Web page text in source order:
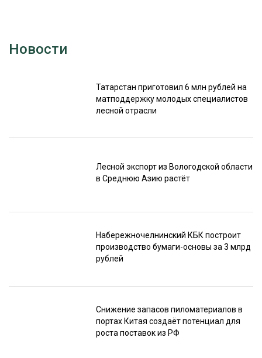
Новости
Татарстан приготовил 6 млн рублей на
матподдержку молодых специалистов
лесной отрасли
Лесной экспорт из Вологодской области
в Среднюю Азию растёт
Набережночелнинский КБК построит
производство бумаги-основы за 3 млрд
рублей
Снижение запасов пиломатериалов в
портах Китая создаёт потенциал для
роста поставок из РФ